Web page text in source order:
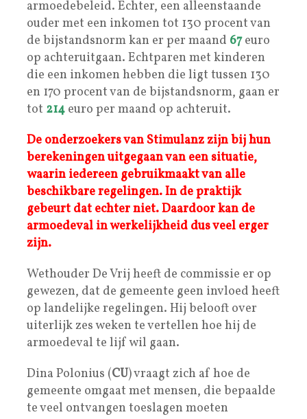
armoedebeleid. Echter, een alleenstaande
ouder met een inkomen tot 130 procent van
de bijstandsnorm kan er per maand 67euro
op achteruitgaan. Echtparen met kinderen
die een inkomen hebben die ligt tussen 130
en 170 procent van de bijstandsnorm, gaan er
tot 214 euro per maand op achteruit.
De onderzoekers van Stimulanz zijn bij hun
berekeningen uitgegaan van een situatie,
waarin iedereen gebruikmaakt van alle
beschikbare regelingen. In de praktijk
gebeurt dat echter niet. Daardoor kan de
armoedeval in werkelijkheid dus veel erger
zijn.
Wethouder De Vrij heeft de commissie er op
gewezen, dat de gemeente geen invloed heeft
op landelijke regelingen. Hij belooft over
uiterlijk zes weken te vertellen hoe hij de
armoedeval te lijf wil gaan.
Dina Polonius (CU) vraagt zich af hoe de
gemeente omgaat met mensen, die bepaalde
te veel ontvangen toeslagen moeten